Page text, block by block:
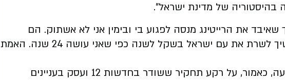
בהיסטוריה של מדינת ישראל".
את הרייטינג מנסה לפגוע בי ובימין אני לא אשתוק. הם
ימשיכו לשקר ולרמות ואני אמשיך לשרת את עם ישראל בשקל לשנה כפי שאני עושה 24 שנה. האמת
התגובה החריפה של השר מגיעה, כאמור, על רקע תחקיר ששודר בחדשות 12 ועסק בעניינים